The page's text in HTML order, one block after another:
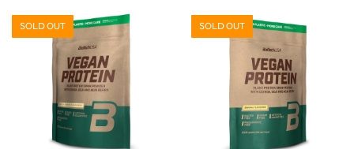
SOLD OUT SOLD OUT